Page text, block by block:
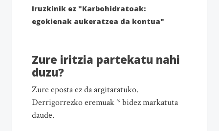
Iruzkinik ez "Karbohidratoak:
egokienak aukeratzea da kontua"
Zure iritzia partekatu nahi
duzu?
Zure eposta ez da argitaratuko.
Derrigorrezko eremuak * bidez markatuta
daude.